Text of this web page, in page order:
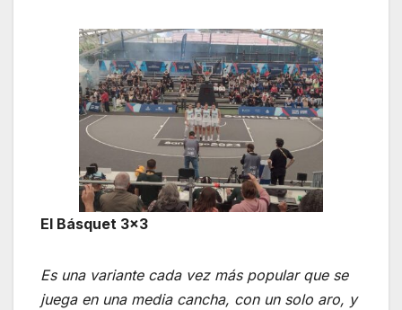
El Básquet 3×3
Es una variante cada vez más popular que se
juega en una media cancha, con un solo aro, y